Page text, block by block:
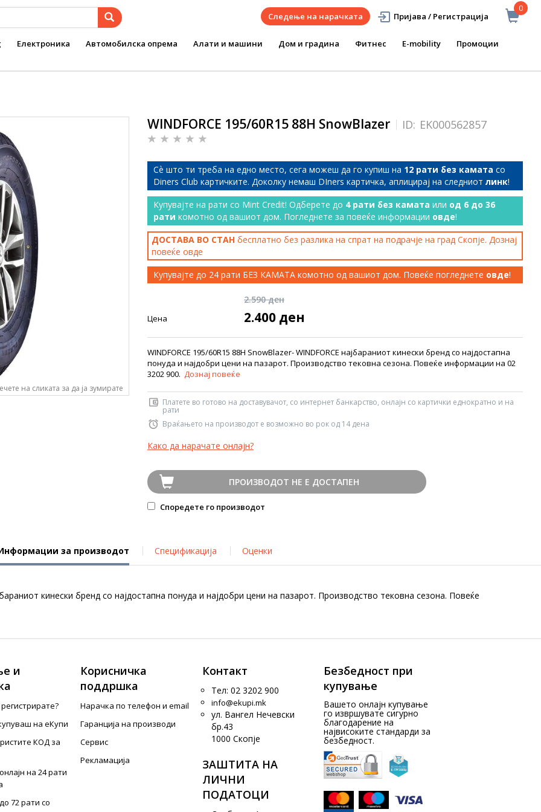
0
Следење на нарачката Пријава / Регистрација
Електроника Автомобилска опрема Алати и машини Дом и градина Фитнес E-mobility Промоции
на сликата за да ја зумирате
WINDFORCE 195/60R15 88H SnowBlazer ID: EK000562857
Сѐ што ти треба на едно место, сега можеш да го купиш на 12 рати без камата со
Diners Club картичките. Доколку немаш DIners картичка, аплицирај на следниот линк!
Купувајте на рати со Mint Credit! Одберете до 4 рати без камата или од 6 до 36
рати комотно од вашиот дом. Погледнете за повеќе информации овде!
ДОСТАВА ВО СТАН бесплатно без разлика на спрат на подрачје на град Скопје. Дознај
повеќе овде
Купувајте до 24 рати БЕЗ КАМАТА комотно од вашиот дом. Повеќе погледнете овде!
2.590 ден
Цена 2.400 ден
WINDFORCE 195/60R15 88H SnowBlazer- WINDFORCE најбараниот кинески бренд со најдостапна
понуда и најдобри цени на пазарот. Производство тековна сезона. Повеќе информации на 02
3202 900. Дознај повеќе
Платете во готово на доставувачот, со интернет банкарство, онлајн со картички еднократно и на
рати
Враќањето на производот е возможно во рок од 14 дена
Како да нарачате онлајн?
ПРОИЗВОДОТ НЕ Е ДОСТАПЕН
Споредете го производот
за производот Спецификација Оценки
кинески бренд со најдостапна понуда и најдобри цени на пазарот. Производство тековна сезона. Повеќе
и
на еКупи
КОД за
на 24 рати
72 рати со
Корисничка
поддршка
Нарачка по телефон и еmail
Гаранција на производи
Сервис
Рекламација
Контакт
Тел: 02 3202 900
info@ekupi.mk
ул. Вангел Нечевски
бр.43
1000 Скопје
ЗАШТИТА НА
ЛИЧНИ
ПОДАТОЦИ
Безбедност при
купување
Вашето онлајн купување
го извршувате сигурно
благодарение на
највисоките стандарди за
безбедност.